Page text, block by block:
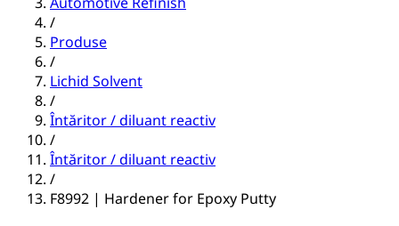
/
Produse
/
Lichid Solvent
/
Întăritor / diluant reactiv
/
Întăritor / diluant reactiv
/
F8992 | Hardener for Epoxy Putty